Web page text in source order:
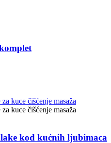
kod kućnih ljubimaca